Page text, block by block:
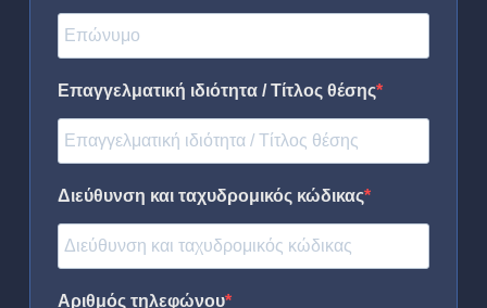
Επαγγελματική ιδιότητα / Τίτλος θέσης
Διεύθυνση και ταχυδρομικός κώδικας
Αριθμός τηλεφώνου